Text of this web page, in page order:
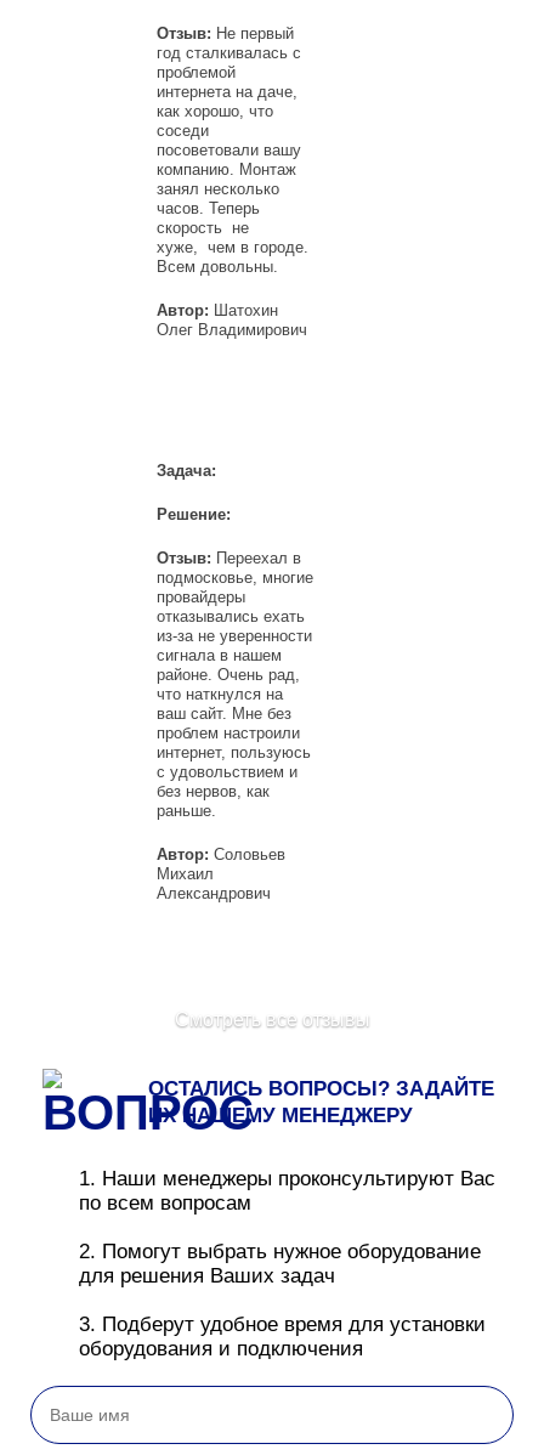
Отзыв: Не первый
год сталкивалась с
проблемой
интернета на даче,
как хорошо, что
соседи
посоветовали вашу
компанию. Монтаж
занял несколько
часов. Теперь
скорость не
хуже, чем в городе.
Всем довольны.
Автор: Шатохин
Олег Владимирович
Задача:
Решение:
Отзыв: Переехал в
подмосковье, многие
провайдеры
отказывались ехать
из-за не уверенности
сигнала в нашем
районе. Очень рад,
что наткнулся на
ваш сайт. Мне без
проблем настроили
интернет, пользуюсь
с удовольствием и
без нервов, как
раньше.
Автор: Соловьев
Михаил
Александрович
Смотреть все отзывы
ОСТАЛИСЬ ВОПРОСЫ? ЗАДАЙТЕ
ИХ НАШЕМУ МЕНЕДЖЕРУ
1. Наши менеджеры проконсультируют Вас
по всем вопросам
2. Помогут выбрать нужное оборудование
для решения Ваших задач
3. Подберут удобное время для установки
оборудования и подключения